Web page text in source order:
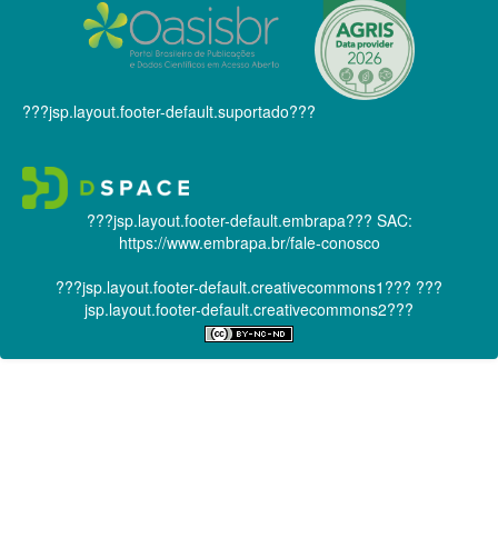
???jsp.layout.footer-default.suportado???
???jsp.layout.footer-default.embrapa??? SAC:
https://www.embrapa.br/fale-conosco
???jsp.layout.footer-default.creativecommons1??? ???
jsp.layout.footer-default.creativecommons2???